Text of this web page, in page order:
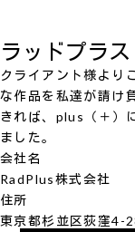
ラッドプラス
クライアント様より
な作品を私達が請け
きれば、plus（＋）
ました。
会社名
RadPlus株式会社
住所
東京都杉並区荻窪4-